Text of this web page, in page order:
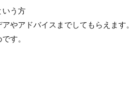
いう方
やアドバイスまでしてもらえます。
す。